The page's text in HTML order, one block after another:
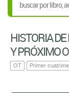
HISTORIA
Y PRÓXIMO
OT Primer